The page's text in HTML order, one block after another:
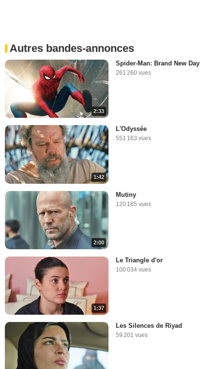
Autres bandes-annonces
2:33
Spider-Man: Brand New Day
261 260 vues
1:42
L'Odyssée
551 163 vues
2:00
Mutiny
120 165 vues
1:37
Le Triangle d'or
100 034 vues
Les Silences de Riyad
59 201 vues